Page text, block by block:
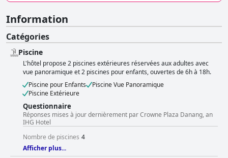
Information
Catégories
Piscine
L'hôtel propose 2 piscines extérieures réservées aux adultes avec
vue panoramique et 2 piscines pour enfants, ouvertes de 6h à 18h.
Piscine pour Enfants
Piscine Vue Panoramique
Piscine Extérieure
Questionnaire
Réponses mises à jour dernièrement par Crowne Plaza Danang, an
IHG Hotel
Nombre de piscines 4
Afficher plus...